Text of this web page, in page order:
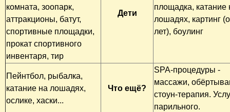
комната, зоопарк,
аттракционы, батут,
спортивные площадки,
прокат спортивного
инвентаря, тир
Дети
площадка, катание
лошадях, картинг
лет), боулинг
Пейнтбол, рыбалка,
катание на лошадях,
ослике, хаски...
Что ещё?
SPA-процедуры -
массажи,
стоун-терапия.
парильного.